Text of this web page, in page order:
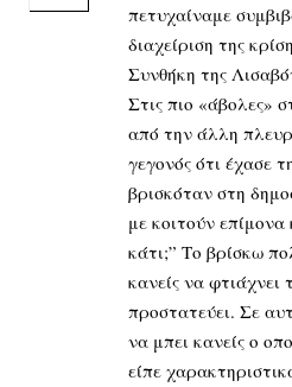
πετυχαίναμε
διαχείριση της
Συνθήκη της
Στις πιο «άβολες»
από την άλλη
γεγονός ότι έχασε
βρισκόταν στη
με κοιτούν
κάτι;” Το βρίσκω
κανείς να
προστατεύει. Σε
να μπει κανείς ο
είπε